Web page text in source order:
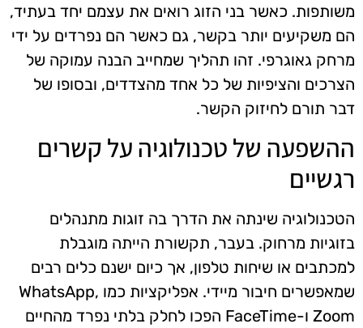
משותפות. כאשר בני הזוג רואים את עצמם יחד בעתיד,
הם משקיעים יותר בקשר, גם כאשר הם נפרדים על ידי
מרחק גאוגרפי. זהו תהליך שמחייב הבנה עמוקה של
הצרכים והציפיות של כל אחד מהצדדים, ובסופו של
דבר תורם לחיזוק הקשר.
ההשפעה של טכנולוגיה על קשרים
רגשיים
הטכנולוגיה שינתה את הדרך בה זוגות מתנהלים
בזוגיות מרחוק. בעבר, תקשורת הייתה מוגבלת
למכתבים או שיחות טלפון, אך כיום ישנם כלים רבים
שמאפשרים חיבור מיידי. אפליקציות כמו WhatsApp,
Zoom ו-FaceTime הפכו לחלק בלתי נפרד מהחיים